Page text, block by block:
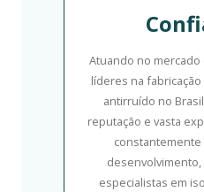
Atuando no mercado
líderes na
antirruído no
reputação e vasta
especialistas em